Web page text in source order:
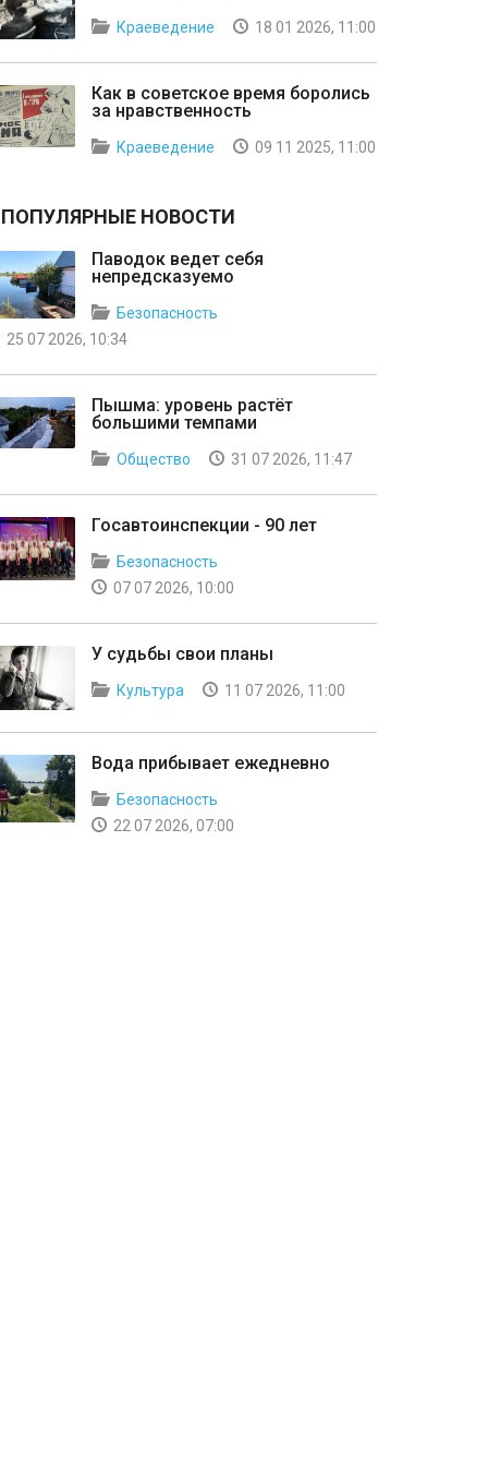
Краеведение 18 01 2026, 11:00
Как в советское время боролись
за нравственность
Краеведение 09 11 2025, 11:00
ПОПУЛЯРНЫЕ НОВОСТИ
Паводок ведет себя
непредсказуемо
Безопасность
25 07 2026, 10:34
Пышма: уровень растёт
большими темпами
Общество 31 07 2026, 11:47
Госавтоинспекции - 90 лет
Безопасность
07 07 2026, 10:00
У судьбы свои планы
Культура 11 07 2026, 11:00
Вода прибывает ежедневно
Безопасность
22 07 2026, 07:00